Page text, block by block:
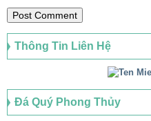
Thông Tin Liên Hệ
Đá Quý Phong Thủy